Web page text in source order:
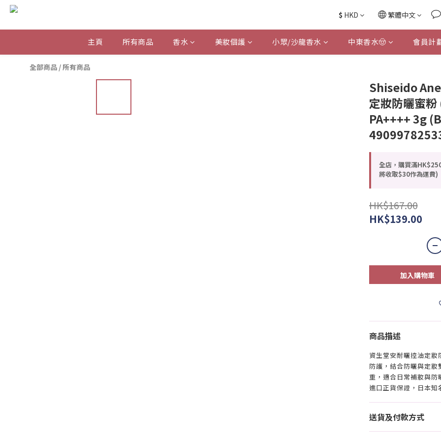
$ HKD 繁體中文
主頁 所有商品 香水 美妝個護 小眾/沙龍香水 中東香水🤠 會員計
全部商品 /所有商品
Shiseido
定妝防曬蜜
PA++++ 3g
全店，購買滿
將收取$30作為運費)
HK$167.00
HK$139.00
加入購物車
商品描述
資生堂安耐曬控油定妝
防護，結合防曬與定
重，適合日常補妝與
進口正貨保證，日本
送貨及付款方式